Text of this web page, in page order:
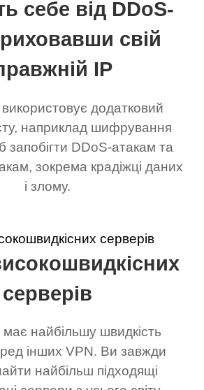
себе від DDoS-
свій
IP
додатковий
наприклад шифрування
DDoS-атакам та
зокрема крадіжці даних
і злому.
серверів
найбільшу швидкість
інших VPN. Ви завжди
найбільш підходящі